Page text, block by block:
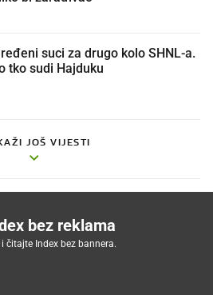
suci za drugo kolo SHNL-a.
tko sudi Hajduku
JOŠ VIJESTI
bez reklama
čitajte Index bez bannera.